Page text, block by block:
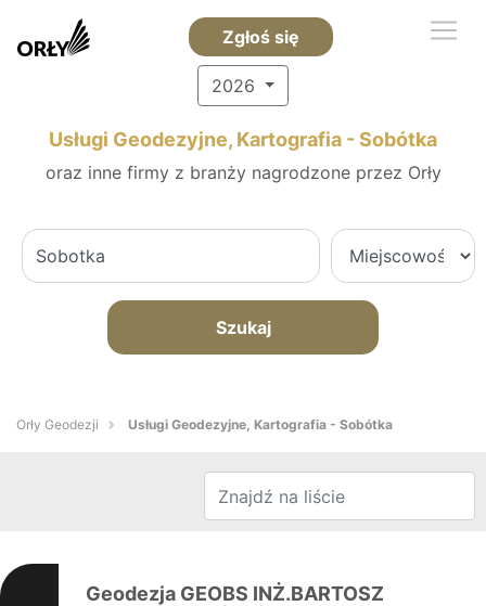
Zgłoś się
2026
Usługi Geodezyjne, Kartografia - Sobótka
oraz inne firmy z branży nagrodzone przez Orły
Szukaj
Orły Geodezji Usługi Geodezyjne, Kartografia - Sobótka
Geodezja GEOBS INŻ.BARTOSZ